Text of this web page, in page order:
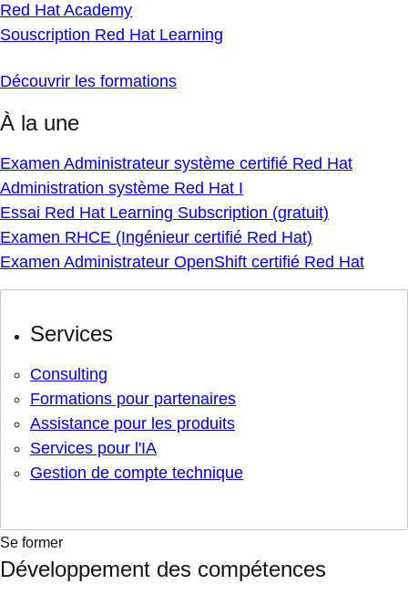
Red Hat Academy
Souscription Red Hat Learning
Découvrir les formations
À la une
Examen Administrateur système certifié Red Hat
Administration système Red Hat I
Essai Red Hat Learning Subscription (gratuit)
Examen RHCE (Ingénieur certifié Red Hat)
Examen Administrateur OpenShift certifié Red Hat
Services
Consulting
Formations pour partenaires
Assistance pour les produits
Services pour l'IA
Gestion de compte technique
Se former
Développement des compétences